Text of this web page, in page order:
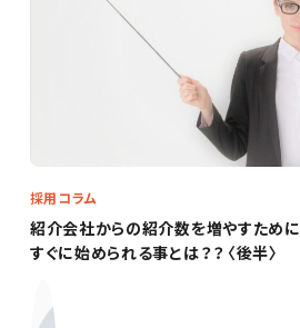
紹介会社からの紹介数を増やすために
すぐに始められる事とは？？〈後半〉
採用コラム